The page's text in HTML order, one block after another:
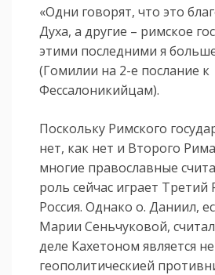
«Одни говорят, что это
Духа, а другие – римское
этими последними я больше
(Гомилии на 2-е послание к
Фессалоникийцам).
Поскольку Римского
нет, как нет и Второго
многие православные
роль сейчас играет Третий
Россия. Однако о. Даниил,
Марии Сеньчуковой,
деле Кахетоном является
геополитическией